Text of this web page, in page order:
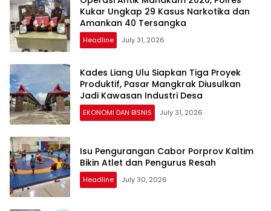
Kukar Ungkap 29 Kasus Narkotika dan
Amankan 40 Tersangka
Headline July 31, 2026
Kades Liang Ulu Siapkan Tiga Proyek
Produktif, Pasar Mangkrak Diusulkan
Jadi Kawasan Industri Desa
EKONOMI DAN BISNIS July 31, 2026
Isu Pengurangan Cabor Porprov Kaltim
Bikin Atlet dan Pengurus Resah
Headline July 30, 2026